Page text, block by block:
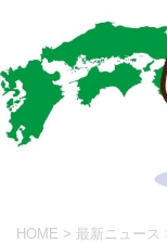
HOME > 最新ニュース